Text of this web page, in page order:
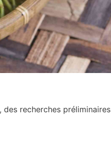
des recherches préliminaires